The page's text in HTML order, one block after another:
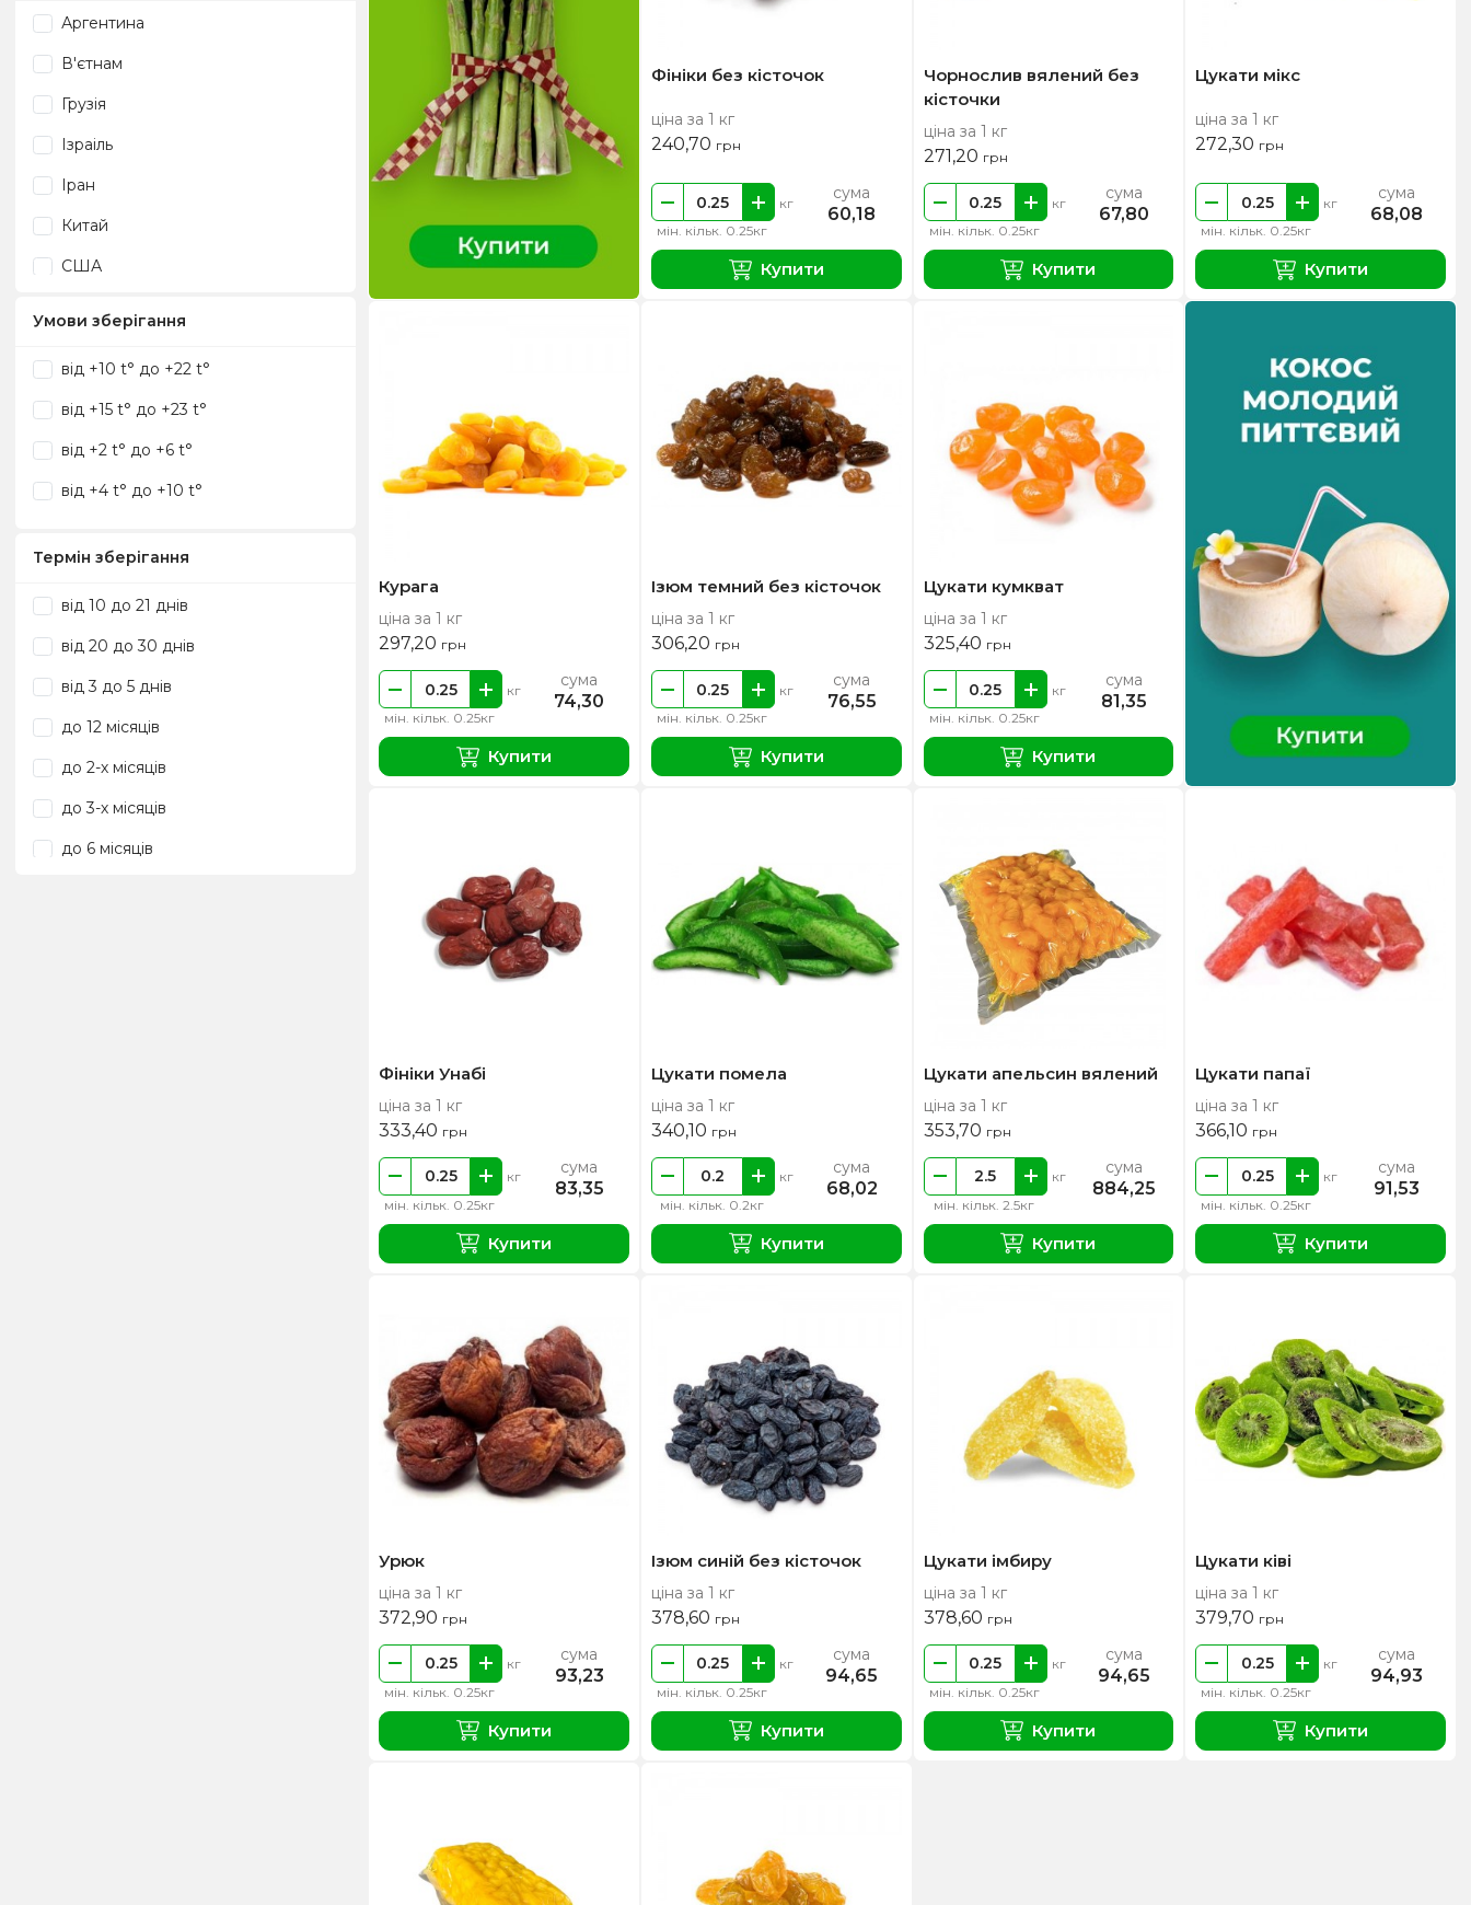
Аргентина
В'єтнам
Грузія
Ізраіль
Іран
Китай
США
Умови зберігання
від +10 t° до +22 t°
від +15 t° до +23 t°
від +2 t° до +6 t°
від +4 t° до +10 t°
Термін зберігання
від 10 до 21 днів
від 20 до 30 днів
від 3 до 5 днів
до 12 місяців
до 2-х місяців
до 3-х місяців
до 6 місяців
Фініки без кісточок
ціна за 1 кг
240,70 грн
мін. кільк. 0.25кг
кг сума
60,18
Купити
Чорнослив вялений без
кісточки
ціна за 1 кг
271,20 грн
мін. кільк. 0.25кг
кг сума
67,80
Купити
Цукати мікс
ціна за 1 кг
272,30 грн
мін. кільк. 0.25кг
кг сума
68,08
Купити
Курага
ціна за 1 кг
297,20 грн
мін. кільк. 0.25кг
кг сума
74,30
Купити
Ізюм темний без кісточок
ціна за 1 кг
306,20 грн
мін. кільк. 0.25кг
кг сума
76,55
Купити
Цукати кумкват
ціна за 1 кг
325,40 грн
мін. кільк. 0.25кг
кг сума
81,35
Купити
Фініки Унабі
ціна за 1 кг
333,40 грн
мін. кільк. 0.25кг
кг сума
83,35
Купити
Цукати помела
ціна за 1 кг
340,10 грн
мін. кільк. 0.2кг
кг сума
68,02
Купити
Цукати апельсин вялений
ціна за 1 кг
353,70 грн
мін. кільк. 2.5кг
кг сума
884,25
Купити
Цукати папаї
ціна за 1 кг
366,10 грн
мін. кільк. 0.25кг
кг сума
91,53
Купити
Урюк
ціна за 1 кг
372,90 грн
мін. кільк. 0.25кг
кг сума
93,23
Купити
Ізюм синій без кісточок
ціна за 1 кг
378,60 грн
мін. кільк. 0.25кг
кг сума
94,65
Купити
Цукати імбиру
ціна за 1 кг
378,60 грн
мін. кільк. 0.25кг
кг сума
94,65
Купити
Цукати ківі
ціна за 1 кг
379,70 грн
мін. кільк. 0.25кг
кг сума
94,93
Купити